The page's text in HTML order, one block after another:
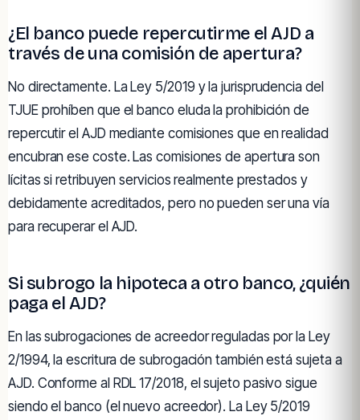
¿El banco puede repercutirme el AJD a
través de una comisión de apertura?
No directamente. La Ley 5/2019 y la jurisprudencia del
TJUE prohíben que el banco eluda la prohibición de
repercutir el AJD mediante comisiones que en realidad
encubran ese coste. Las comisiones de apertura son
lícitas si retribuyen servicios realmente prestados y
debidamente acreditados, pero no pueden ser una vía
para recuperar el AJD.
Si subrogo la hipoteca a otro banco, ¿quién
paga el AJD?
En las subrogaciones de acreedor reguladas por la Ley
2/1994, la escritura de subrogación también está sujeta a
AJD. Conforme al RDL 17/2018, el sujeto pasivo sigue
siendo el banco (el nuevo acreedor). La Ley 5/2019